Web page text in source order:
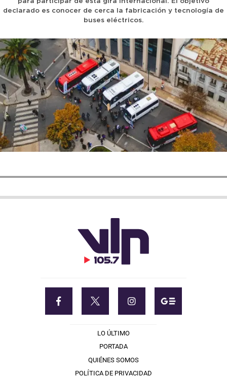
para participar de esta gira internacional. El objetivo
declarado es conocer de cerca la fabricación y tecnología de
buses eléctricos.
LO ÚLTIMO
PORTADA
QUIÉNES SOMOS
POLÍTICA DE PRIVACIDAD